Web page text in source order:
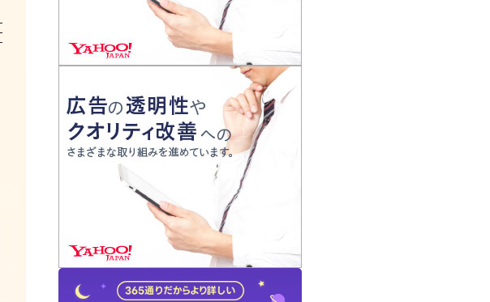
トップ
ユーザーの声
占いの流れ
おすすめの占い師